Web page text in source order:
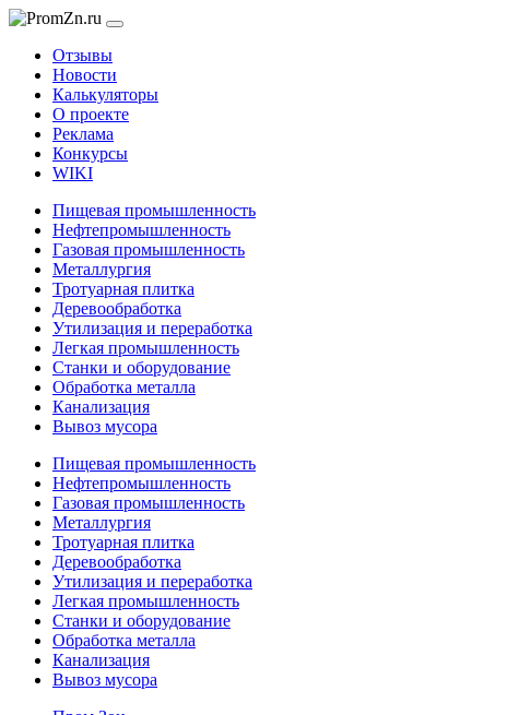
Отзывы
Новости
Калькуляторы
О проекте
Реклама
Конкурсы
WIKI
Пищевая промышленность
Нефтепромышленность
Газовая промышленность
Металлургия
Тротуарная плитка
Деревообработка
Утилизация и переработка
Легкая промышленность
Станки и оборудование
Обработка металла
Канализация
Вывоз мусора
Пищевая промышленность
Нефтепромышленность
Газовая промышленность
Металлургия
Тротуарная плитка
Деревообработка
Утилизация и переработка
Легкая промышленность
Станки и оборудование
Обработка металла
Канализация
Вывоз мусора